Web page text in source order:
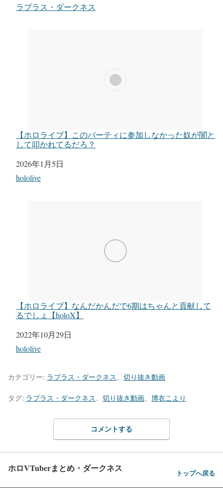
関連理由
ラプラス・ダークネス
【ホロライブ】このパーティに参加しなかった奴が闇と
して叩かれてるだろ？
日付
2026年1月5日
関連理由
hololive
【ホロライブ】なんだかんだで6期はちゃんと貢献して
るでしょ【holoX】
日付
2022年10月29日
関連理由
hololive
カテゴリー: ラプラス・ダークネス 切り抜き動画
タグ: ラプラス・ダークネス 切り抜き動画 博衣こより
コメントする
ホロVTuberまとめ・ダークネス トップへ戻る